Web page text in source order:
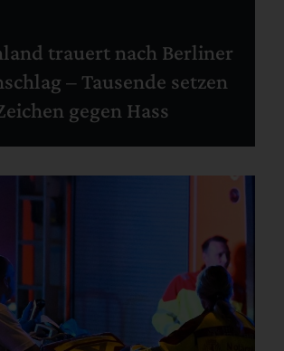
trauert nach Berliner
– Tausende setzen
gegen Hass